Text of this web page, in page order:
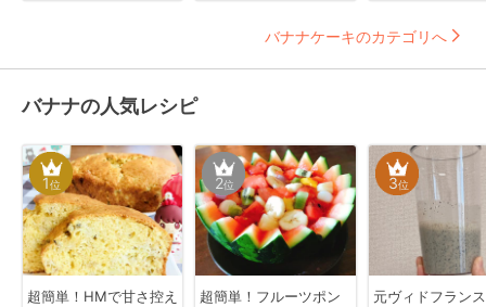
バナナケーキのカテゴリへ
バナナの人気レシピ
1位
超簡単！HMで甘さ控え
2位
超簡単！フルーツポン
3位
元ヴィドフラン